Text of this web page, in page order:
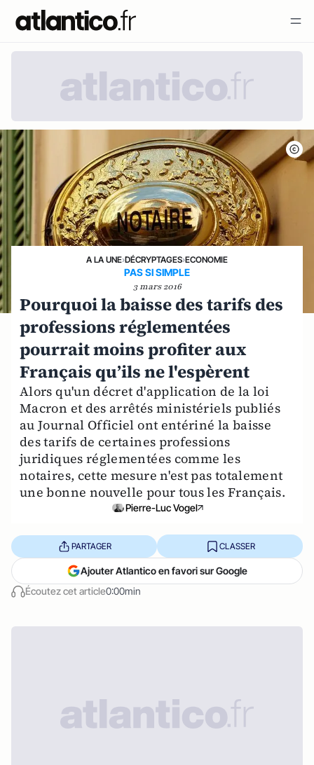
A LA UNE›DÉCRYPTAGES›ECONOMIE
PAS SI SIMPLE
3 mars 2016
Pourquoi la baisse des tarifs des
professions réglementées
pourrait moins profiter aux
Français qu’ils ne l'espèrent
Alors qu'un décret d'application de la loi
Macron et des arrêtés ministériels publiés
au Journal Officiel ont entériné la baisse
des tarifs de certaines professions
juridiques réglementées comme les
notaires, cette mesure n'est pas totalement
une bonne nouvelle pour tous les Français.
Pierre-Luc Vogel
Écoutez cet article0:00min
PARTAGER CLASSER
Ajouter Atlantico en favori sur Google